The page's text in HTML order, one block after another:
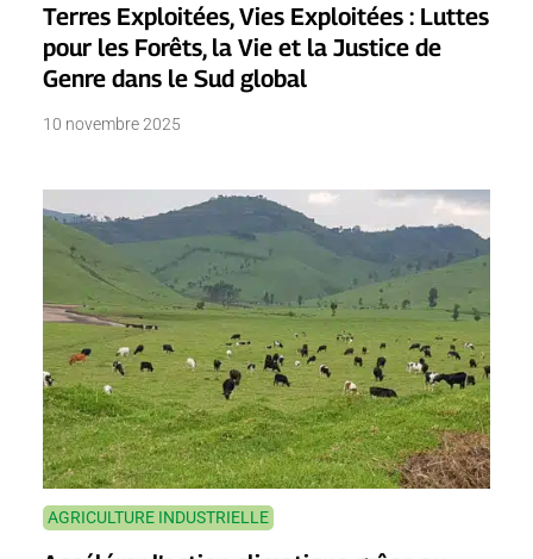
Terres Exploitées, Vies Exploitées : Luttes
pour les Forêts, la Vie et la Justice de
Genre dans le Sud global
10 novembre 2025
AGRICULTURE INDUSTRIELLE